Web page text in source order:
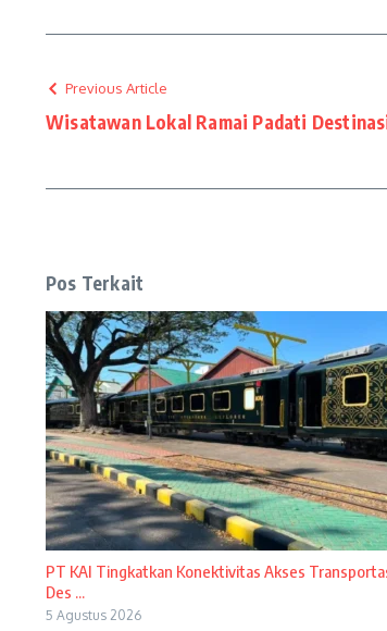
Previous Article
Wisatawan Lokal Ramai Padati
Pos Terkait
PT KAI Tingkatkan Konektivitas Akses
Des ...
5 Agustus 2026